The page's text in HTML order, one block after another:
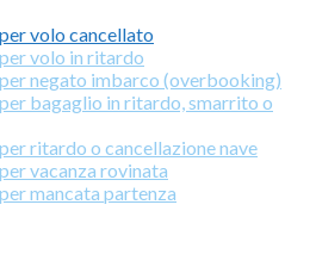
volo cancellato
volo in ritardo
negato imbarco (overbooking)
bagaglio in ritardo, smarrito o
ritardo o cancellazione nave
vacanza rovinata
mancata partenza